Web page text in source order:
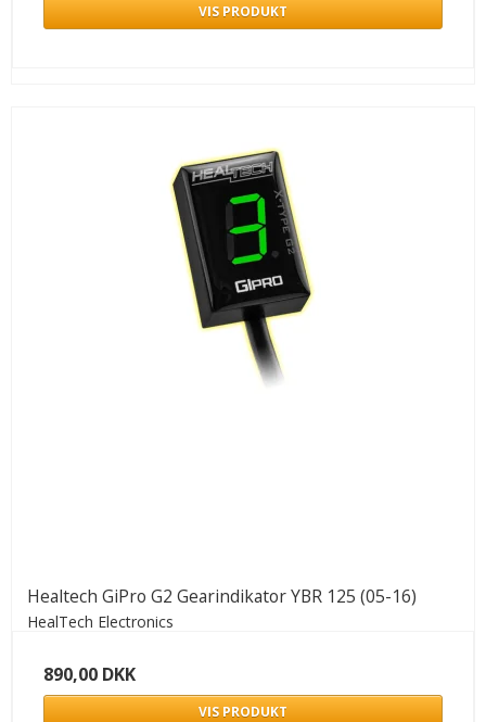
VIS PRODUKT
Healtech GiPro G2 Gearindikator YBR 125 (05-16)
HealTech Electronics
890,00 DKK
VIS PRODUKT